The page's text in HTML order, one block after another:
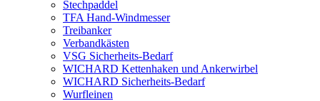
Stechpaddel
TFA Hand-Windmesser
Treibanker
Verbandkästen
VSG Sicherheits-Bedarf
WICHARD Kettenhaken und Ankerwirbel
WICHARD Sicherheits-Bedarf
Wurfleinen